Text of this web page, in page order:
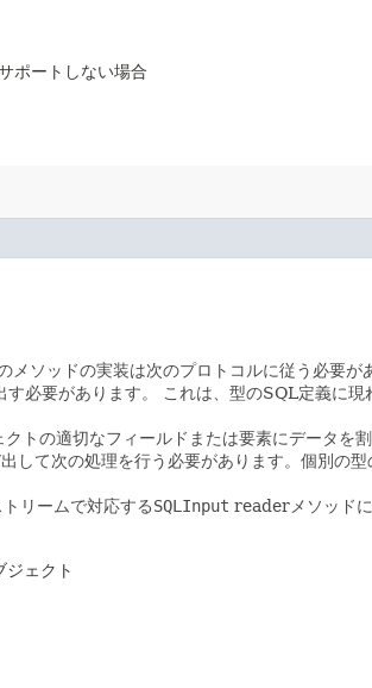
ポートしない場合
メソッドの実装は次のプロトコルに従う必要が
必要があります。
これは、型のSQL定義に現
トの適切なフィールドまたは要素にデータを割
して次の処理を行う必要があります。個別の
リームで対応するSQLInput readerメソッドに
ジェクト